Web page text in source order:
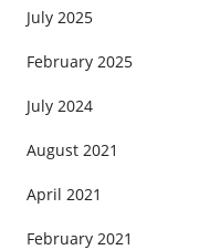
July 2025
February 2025
July 2024
August 2021
April 2021
February 2021